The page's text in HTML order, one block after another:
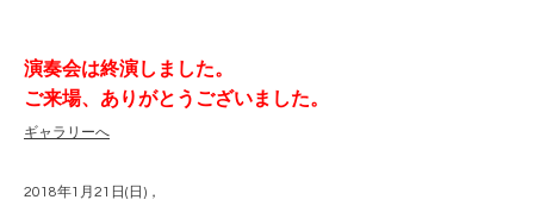
演奏会は終演しました。
ご来場、ありがとうございました。
ギャラリーへ
2018年1月21日(日)，